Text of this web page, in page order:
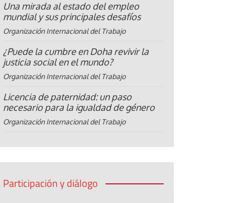
Una mirada al estado del empleo
mundial y sus principales desafíos
Organización Internacional del Trabajo
¿Puede la cumbre en Doha revivir la
justicia social en el mundo?
Organización Internacional del Trabajo
Licencia de paternidad: un paso
necesario para la igualdad de género
Organización Internacional del Trabajo
Participación y diálogo